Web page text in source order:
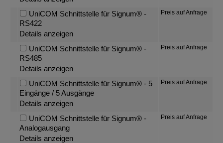
UniCOM Schnittstelle für Signum® -
RS422
Details anzeigen
Preis auf Anfrage
UniCOM Schnittstelle für Signum® -
RS485
Details anzeigen
Preis auf Anfrage
UniCOM Schnittstelle für Signum® - 5
Eingänge / 5 Ausgänge
Details anzeigen
Preis auf Anfrage
UniCOM Schnittstelle für Signum® -
Analogausgang
Details anzeigen
Preis auf Anfrage